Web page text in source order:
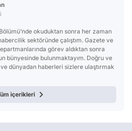
okuduktan sonra her zaman
sektöründe çalıştım. Gazete ve
görev aldıktan sonra
bünyesinde bulunmaktayım. Doğru ve
dünyadan haberleri sizlere ulaştırmak
içerikleri